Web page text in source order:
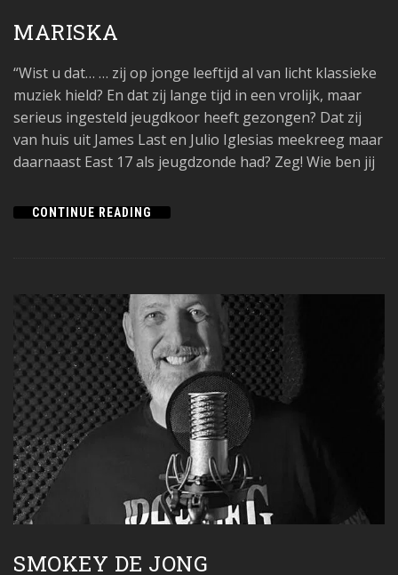
MARISKA
“Wist u dat… … zij op jonge leeftijd al van licht klassieke
muziek hield? En dat zij lange tijd in een vrolijk, maar
serieus ingesteld jeugdkoor heeft gezongen? Dat zij
van huis uit James Last en Julio Iglesias meekreeg maar
daarnaast East 17 als jeugdzonde had? Zeg! Wie ben jij
CONTINUE READING
SMOKEY DE JONG